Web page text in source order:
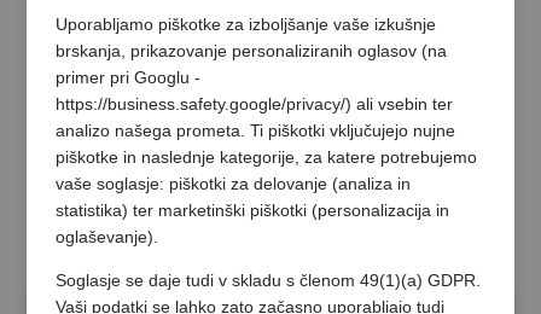
Uporabljamo piškotke za izboljšanje vaše izkušnje
brskanja, prikazovanje personaliziranih oglasov (na
primer pri Googlu -
https://business.safety.google/privacy/) ali vsebin ter
analizo našega prometa. Ti piškotki vključujejo nujne
piškotke in naslednje kategorije, za katere potrebujemo
vaše soglasje: piškotki za delovanje (analiza in
statistika) ter marketinški piškotki (personalizacija in
oglaševanje).
Soglasje se daje tudi v skladu s členom 49(1)(a) GDPR.
Vaši podatki se lahko zato začasno uporabljajo tudi